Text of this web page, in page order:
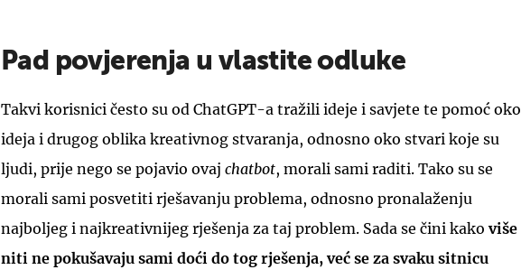
Pad povjerenja u vlastite odluke
Takvi korisnici često su od ChatGPT-a tražili ideje i savjete te pomoć oko
ideja i drugog oblika kreativnog stvaranja, odnosno oko stvari koje su
ljudi, prije nego se pojavio ovaj chatbot, morali sami raditi. Tako su se
morali sami posvetiti rješavanju problema, odnosno pronalaženju
najboljeg i najkreativnijeg rješenja za taj problem. Sada se čini kakoviše
niti ne pokušavaju sami doći do tog rješenja, već se za svaku sitnicu